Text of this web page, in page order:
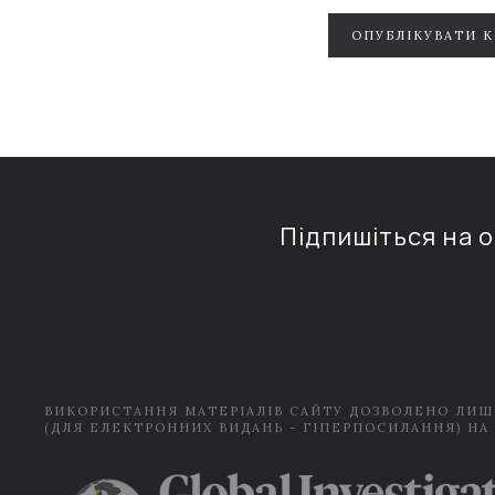
ОПУБЛІКУВАТИ
Підпишіться на
ВИКОРИСТАННЯ МАТЕРІАЛІВ САЙТУ ДОЗВОЛЕНО
(ДЛЯ ЕЛЕКТРОННИХ ВИДАНЬ - ГІПЕРПОСИЛАННЯ) НА